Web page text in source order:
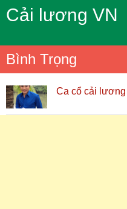
Cải lương VN
Bình Trọng
Ca cổ cải